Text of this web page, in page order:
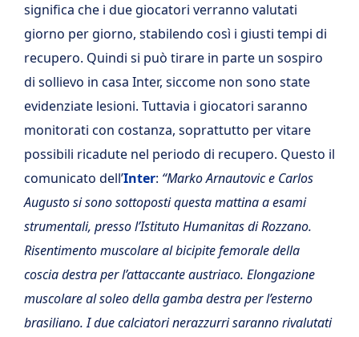
significa che i due giocatori verranno valutati
giorno per giorno, stabilendo così i giusti tempi di
recupero. Quindi si può tirare in parte un sospiro
di sollievo in casa Inter, siccome non sono state
evidenziate lesioni. Tuttavia i giocatori saranno
monitorati con costanza, soprattutto per vitare
possibili ricadute nel periodo di recupero. Questo il
comunicato dell’Inter: “Marko Arnautovic e Carlos
Augusto si sono sottoposti questa mattina a esami
strumentali, presso l’Istituto Humanitas di Rozzano.
Risentimento muscolare al bicipite femorale della
coscia destra per l’attaccante austriaco. Elongazione
muscolare al soleo della gamba destra per l’esterno
brasiliano. I due calciatori nerazzurri saranno rivalutati